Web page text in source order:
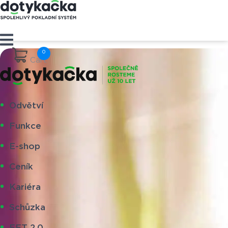
Cart
Odvětví
Funkce
E-shop
Ceník
Kariéra
Schůzka